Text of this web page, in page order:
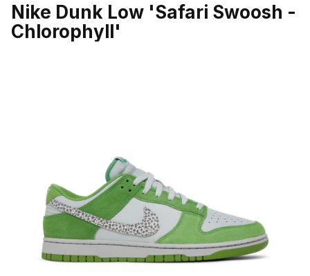
Nike Dunk Low 'Safari Swoosh -
Chlorophyll'